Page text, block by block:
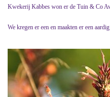
Kwekerij Kabbes won er de Tuin & Co
We kregen er een en maakten er een